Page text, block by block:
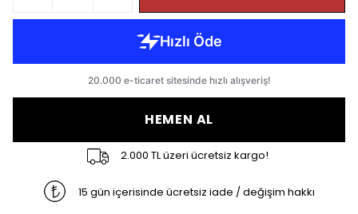
HEMEN AL
2.000 TL üzeri ücretsiz kargo!
15 gün içerisinde ücretsiz iade / değişim hakkı